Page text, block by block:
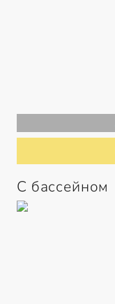
С бассейном